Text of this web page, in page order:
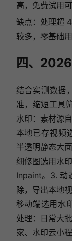
高，免费试用
缺点：处理超
较多，零基础
四、
结合实测数据
准，缩短工具
水印：素材源
本地已存视频
半透明静态大
细修图选用水
Inpaint。3. 动
除，导出本地
移动端选用水
处理：日常大
家、水印云小